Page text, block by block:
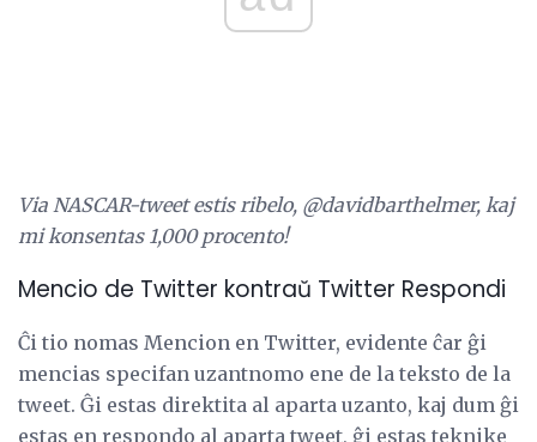
Via NASCAR-tweet estis ribelo, @davidbarthelmer, kaj
mi konsentas 1,000 procento!
Mencio de Twitter kontraŭ Twitter Respondi
Ĉi tio nomas Mencion en Twitter, evidente ĉar ĝi
mencias specifan uzantnomo ene de la teksto de la
tweet. Ĝi estas direktita al aparta uzanto, kaj dum ĝi
estas en respondo al aparta tweet, ĝi estas teknike